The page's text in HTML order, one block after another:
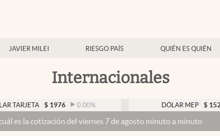
JAVIER MILEI RIESGO PAÍS QUIÉN ES QUIÉN
Internacionales
$ 1976 0.00% DÓLAR MEP $ 1524 0.30%
del viernes 7 de agosto minuto a minuto